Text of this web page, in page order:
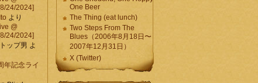
24/2024]
より
@
24/2024]
ップ男 よ
年記念ライ
One Beer
The Thing (eat lunch)
Two Steps From The
Blues（2006年8月18日〜
2007年12月31日）
X (Twitter)